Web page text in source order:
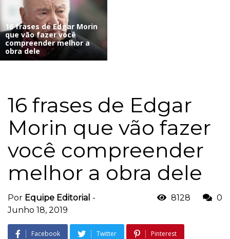
16 frases de Edgar Morin
que vão fazer você
compreender melhor a
obra dele
16 frases de Edgar
Morin que vão fazer
você compreender
melhor a obra dele
Por Equipe Editorial -
Junho 18, 2019
8128 0
Facebook Twitter Pinterest